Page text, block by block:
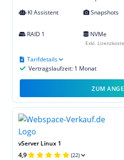
KI Assistent Snapshots
RAID 1
NVMe
Vertragslaufzeit: 1 Monat
Tarifdetails
Exkl.
ZUM
vServer Linux 1
4,9 (22)